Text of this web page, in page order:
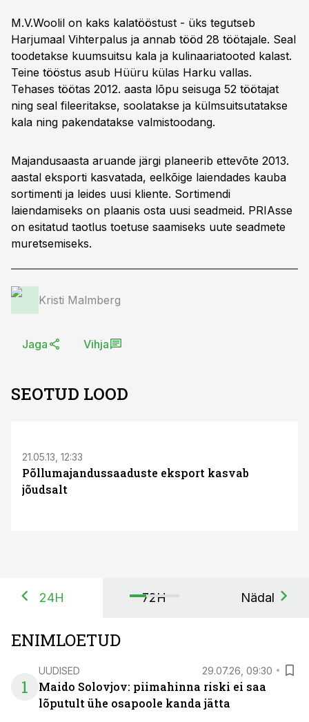
M.V.Woolil on kaks kalatööstust - üks tegutseb
Harjumaal Vihterpalus ja annab tööd 28 töötajale. Seal
toodetakse kuumsuitsu kala ja kulinaariatooted kalast.
Teine tööstus asub Hüüru külas Harku vallas.
Tehases töötas 2012. aasta lõpu seisuga 52 töötajat
ning seal fileeritakse, soolatakse ja külmsuitsutatakse
kala ning pakendatakse valmistoodang.
Majandusaasta aruande järgi planeerib ettevõte 2013.
aastal eksporti kasvatada, eelkõige laiendades kauba
sortimenti ja leides uusi kliente. Sortimendi
laiendamiseks on plaanis osta uusi seadmeid. PRIAsse
on esitatud taotlus toetuse saamiseks uute seadmete
muretsemiseks.
Kristi Malmberg
Jaga Vihja
SEOTUD LOOD
21.05.13, 12:33
Põllumajandussaaduste eksport kasvab
jõudsalt
24H 72H Nädal
ENIMLOETUD
1
UUDISED 29.07.26, 09:30
Maido Solovjov: piimahinna riski ei saa
lõputult ühe osapoole kanda jätta